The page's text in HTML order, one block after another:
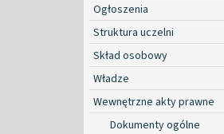
Ogłoszenia
Struktura uczelni
Skład osobowy
Władze
Wewnętrzne akty prawne
Dokumenty ogólne